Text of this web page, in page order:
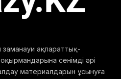
заманауи ақпараттық-
сенімді әрі
материалдарын ұсынуға